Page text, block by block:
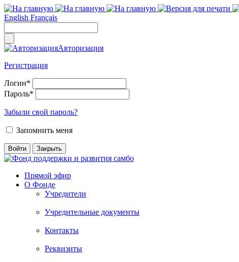
English Français
Авторизация
Регистрация
Логин*
Пароль*
Забыли свой пароль?
Запомнить меня
Прямой эфир
О Фонде
Учредители
Учредительные документы
Контакты
Реквизиты